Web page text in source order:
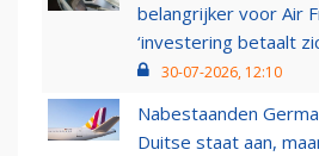
belangrijker voor Air
‘investering betaalt
30-07-2026, 12:10
Nabestaanden
Duitse staat aan,